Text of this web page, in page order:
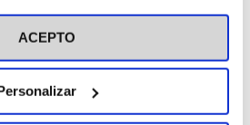
de Cookies
ACEPTO